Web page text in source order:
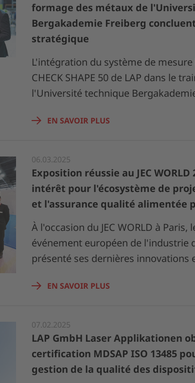
formage des métaux de
Bergakademie Freiberg
stratégique
L'intégration du système de mesure
CHECK SHAPE 50 de LAP dans le
l'Université technique
EN SAVOIR PLUS
06.03.2025
Exposition réussie au JEC WORLD
intérêt pour l'écosystème de
et l'assurance qualité alimentée
À l'occasion du JEC WORLD à Paris,
événement européen de l'industrie
présenté ses dernières innovations
EN SAVOIR PLUS
07.02.2025
LAP GmbH Laser Applikationen
certification MDSAP ISO 13485
gestion de la qualité des